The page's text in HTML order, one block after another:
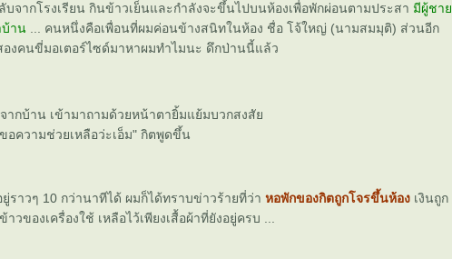
จากโรงเรียน กินข้าวเย็นและกำลังจะขึ้นไปบนห้องเพื่อพักผ่อนตามประสา มีผู้ชา
บ้าน ... คนหนึ่งคือเพื่อนที่ผมค่อนข้างสนิทในห้อง ชื่อ โจ้ใหญ่ (นามสมมุติ) ส่วนอีก
องคนขี่มอเตอร์ไซด์มาหาผมทำไมนะ ดึกป่านนี้แล้ว
จากบ้าน เข้ามาถามด้วยหน้าตายิ้มแย้มบวกสงสั
ขอความช่วยเหลือว่ะเอ็ม" กิตพูดขึ้น
ราวๆ 10 กว่านาทีได้ ผมก็ได้ทราบข่าวร้ายที่ว่า หอพักของกิตถูกโจรขึ้นห้อง เงินถูก
ของเครื่องใช้ เหลือไว้เพียงเสื้อผ้าที่ยังอยู่ครบ ...